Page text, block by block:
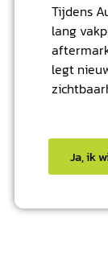
Tijdens
lang
legt
Ja, ik